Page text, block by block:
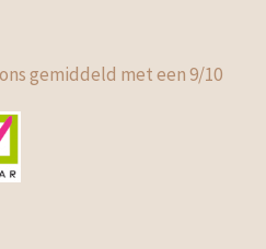
gemiddeld met een9/10